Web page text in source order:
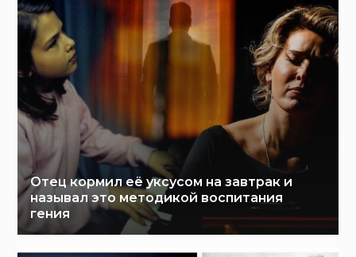
Отец кормил её уксусом на завтрак и
называл это методикой воспитания
гения